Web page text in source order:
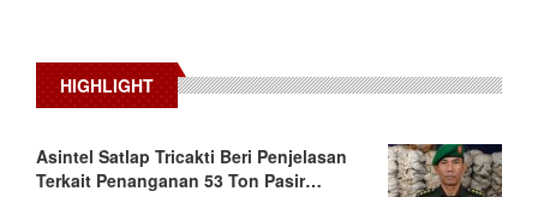
HIGHLIGHT
Asintel Satlap Tricakti Beri Penjelasan
Terkait Penanganan 53 Ton Pasir…